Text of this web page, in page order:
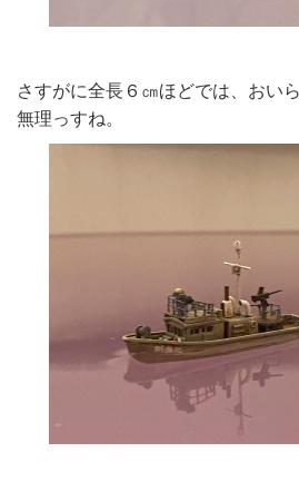
さすがに全長６㎝ほどでは、おい
無理っすね。